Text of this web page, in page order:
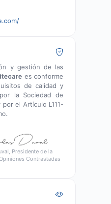
y gestión de las
es conforme
de calidad y
la Sociedad de
el Artículo L111-
Presidente de la
Contrastadas